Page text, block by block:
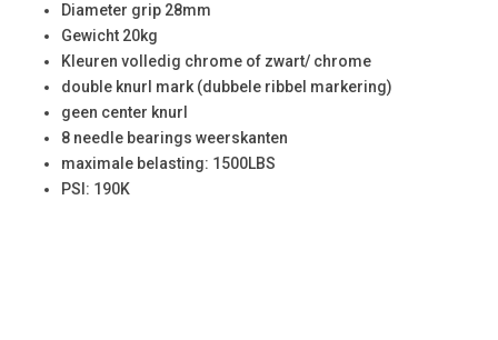
Diameter grip 28mm
Gewicht 20kg
Kleuren volledig chrome of zwart/ chrome
double knurl mark (dubbele ribbel markering)
geen center knurl
8 needle bearings weerskanten
maximale belasting: 1500LBS
PSI: 190K